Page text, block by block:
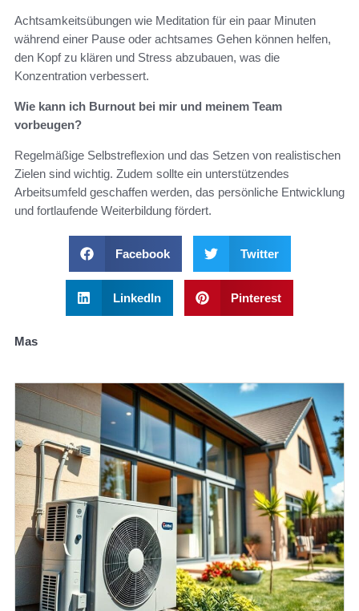
Achtsamkeitsübungen wie Meditation für ein paar Minuten
während einer Pause oder achtsames Gehen können helfen,
den Kopf zu klären und Stress abzubauen, was die
Konzentration verbessert.
Wie kann ich Burnout bei mir und meinem Team
vorbeugen?
Regelmäßige Selbstreflexion und das Setzen von realistischen
Zielen sind wichtig. Zudem sollte ein unterstützendes
Arbeitsumfeld geschaffen werden, das persönliche Entwicklung
und fortlaufende Weiterbildung fördert.
Facebook Twitter
LinkedIn Pinterest
Mas